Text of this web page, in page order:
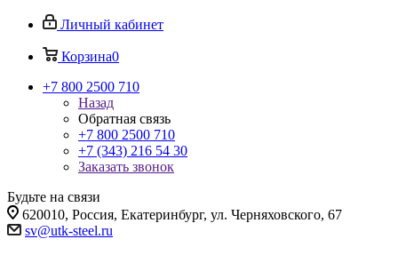
Личный кабинет
Корзина0
+7 800 2500 710
Назад
Обратная связь
+7 800 2500 710
+7 (343) 216 54 30
Заказать звонок
Будьте на связи
620010, Россия, Екатеринбург, ул. Черняховского, 67
sv@utk-steel.ru